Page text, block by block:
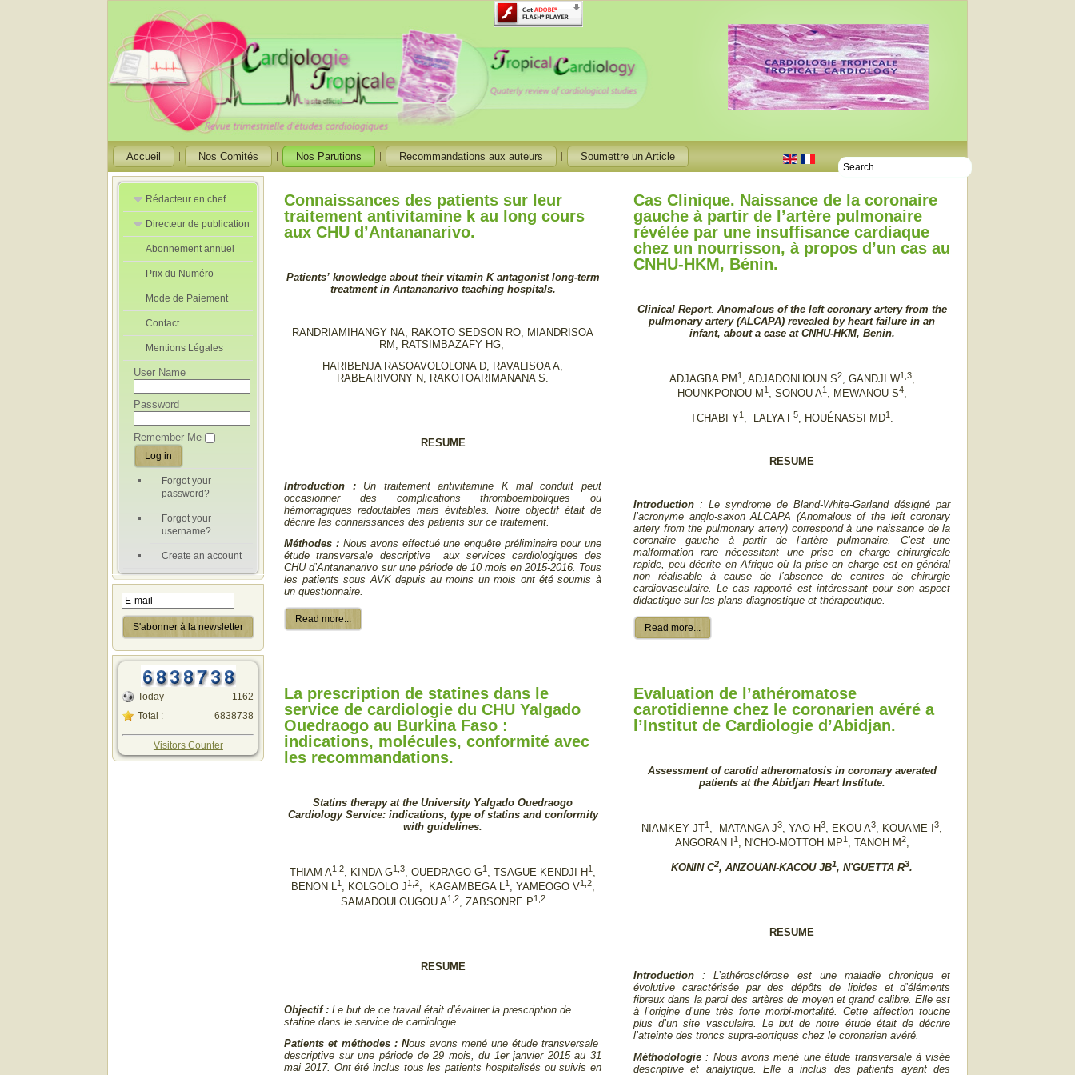
.
Accueil Nos Comités Nos Parutions Recommandations aux auteurs Soumettre un Article
Rédacteur en chef
Rédacteurs en
Chef Adjoint
Directeur de publication
Directeur de
publication
adjoint
Abonnement annuel
Prix du Numéro
Mode de Paiement
Contact
Mentions Légales
User Name
Password
Remember Me
Forgot your
password?
Forgot your
username?
Create an account
Today
Total :
1162
6838738
Visitors Counter
Connaissances des patients sur leur
traitement antivitamine k au long cours
aux CHU d’Antananarivo.
Patients’ knowledge about their vitamin K antagonist long-term
treatment in Antananarivo teaching hospitals.
RANDRIAMIHANGY NA, RAKOTO SEDSON RO, MIANDRISOA
RM, RATSIMBAZAFY HG,
HARIBENJA RASOAVOLOLONA D, RAVALISOA A,
RABEARIVONY N, RAKOTOARIMANANA S.
RESUME
Introduction : Un traitement antivitamine K mal conduit peut
occasionner des complications thromboemboliques ou
hémorragiques redoutables mais évitables. Notre objectif était de
décrire les connaissances des patients sur ce traitement.
Méthodes : Nous avons effectué une enquête préliminaire pour une
étude transversale descriptive aux services cardiologiques des
CHU d’Antananarivo sur une période de 10 mois en 2015-2016. Tous
les patients sous AVK depuis au moins un mois ont été soumis à
un questionnaire.
Read more...
Cas Clinique. Naissance de la coronaire
gauche à partir de l’artère pulmonaire
révélée par une insuffisance cardiaque
chez un nourrisson, à propos d’un cas au
CNHU-HKM, Bénin.
Clinical Report. Anomalous of the left coronary artery from the
pulmonary artery (ALCAPA) revealed by heart failure in an
infant, about a case at CNHU-HKM, Benin.
ADJAGBA PM 1, ADJADONHOUN S2, GANDJI W1,3,
HOUNKPONOU M 1 , SONOU A1 , MEWANOU S4,
TCHABI Y1 , LALYA F5 , HOUÉNASSI MD1
RESUME
Introduction: Le syndrome de Bland-White-Garland désigné par
l’acronyme anglo-saxon ALCAPA (Anomalous of the left coronary
artery from the pulmonary artery) correspond à une naissance de la
coronaire gauche à partir de l’artère pulmonaire. C’est une
malformation rare nécessitant une prise en charge chirurgicale
rapide, peu décrite en Afrique où la prise en charge est en général
non réalisable à cause de l’absence de centres de chirurgie
cardiovasculaire. Le cas rapporté est intéressant pour son aspect
didactique sur les plans diagnostique et thérapeutique.
Read more...
La prescription de statines dans le
service de cardiologie du CHU Yalgado
Ouedraogo au Burkina Faso :
indications, molécules, conformité avec
les recommandations.
Statins therapy at the University Yalgado Ouedraogo
Cardiology Service: indications, type of statins and conformity
with guidelines.
THIAM A1,2, KINDA G1,3, OUEDRAGO G1 , TSAGUE KENDJI H1 ,
BENON L1 , KOLGOLO J1,2, KAGAMBEGA L1 , YAMEOGO V1,2,
SAMADOULOUGOU A1,2, ZABSONRE P1,2.
RESUME
Objectif :Le but de ce travail était d’évaluer la prescription de
statine dans le service de cardiologie.
Patients et méthodes : Nous avons mené une étude transversale
descriptive sur une période de 29 mois, du 1er janvier 2015 au 31
mai 2017. Ont été inclus tous les patients hospitalisés ou suivis en
Evaluation de l’athéromatose
carotidienne chez le coronarien avéré a
l’Institut de Cardiologie d’Abidjan.
Assessment of carotid atheromatosis in coronary averated
patients at the Abidjan Heart Institute.
NIAMKEY JT1 , MATANGA J3, YAO H3, EKOU A3, KOUAME I3,
ANGORAN I
1 , N'CHO-MOTTOH MP1 , TANOH M2,
KONIN C2, ANZOUAN-KACOU JB1, N'GUETTA R3.
RESUME
Introduction: L’athérosclérose est une maladie chronique et
évolutive caractérisée par des dépôts de lipides et d’éléments
fibreux dans la paroi des artères de moyen et grand calibre. Elle est
à l’origine d’une très forte morbi-mortalité. Cette affection touche
plus d’un site vasculaire. Le but de notre étude était de décrire
l’atteinte des troncs supra-aortiques chez le coronarien avéré.
Méthodologie: Nous avons mené une étude transversale à visée
descriptive et analytique. Elle a inclus des patients ayant des